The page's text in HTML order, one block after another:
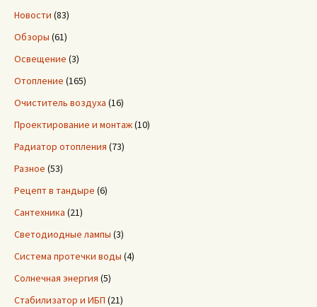
Новости (83)
Обзоры (61)
Освещение (3)
Отопление (165)
Очиститель воздуха (16)
Проектирование и монтаж(10)
Радиатор отопления (73)
Разное (53)
Рецепт в тандыре (6)
Сантехника (21)
Светодиодные лампы (3)
Система протечки воды (4)
Солнечная энергия (5)
Стабилизатор и ИБП (21)